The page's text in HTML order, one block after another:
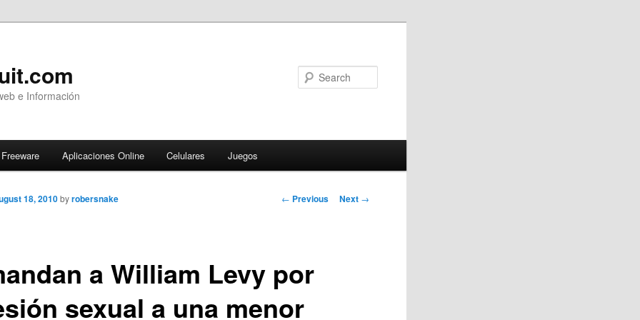
e Información
Freeware Aplicaciones Online Celulares Juegos
Post
← Previous Next →
a William Levy por
sexual a una menor
18, 2010 byrobersnake